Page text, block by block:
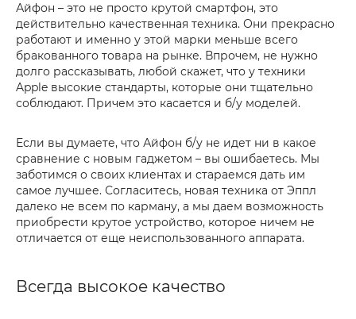
Айфон – это не просто крутой смартфон, это
действительно качественная техника. Они прекрасно
работают и именно у этой марки меньше всего
бракованного товара на рынке. Впрочем, не нужно
долго рассказывать, любой скажет, что у техники
Apple высокие стандарты, которые они тщательно
соблюдают. Причем это касается и б/у моделей.
Если вы думаете, что Айфон б/у не идет ни в какое
сравнение с новым гаджетом – вы ошибаетесь. Мы
заботимся о своих клиентах и стараемся дать им
самое лучшее. Согласитесь, новая техника от Эппл
далеко не всем по карману, а мы даем возможность
приобрести крутое устройство, которое ничем не
отличается от еще неиспользованного аппарата.
Всегда высокое качество